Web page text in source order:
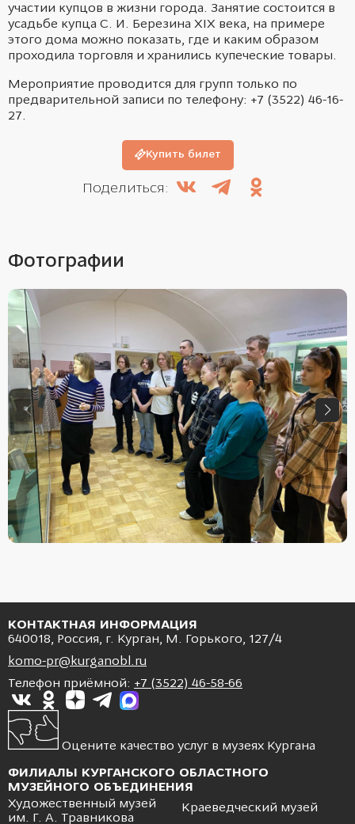
участии купцов в жизни города. Занятие состоится в
усадьбе купца С. И. Березина XIX века, на примере
этого дома можно показать, где и каким образом
проходила торговля и хранились купеческие товары.
Мероприятие проводится для групп только по
предварительной записи по телефону: +7 (3522) 46-16-
27.
Купить билет
Поделиться:
Фотографии
КОНТАКТНАЯ ИНФОРМАЦИЯ
640018, Россия, г. Курган, М. Горького, 127/4
komo-pr@kurganobl.ru
Телефон приёмной: +7 (3522) 46-58-66
Оцените качество услуг в музеях Кургана
ФИЛИАЛЫ КУРГАНСКОГО ОБЛАСТНОГО
МУЗЕЙНОГО ОБЪЕДИНЕНИЯ
Художественный музей
им. Г. А. Травникова
Краеведческий музей